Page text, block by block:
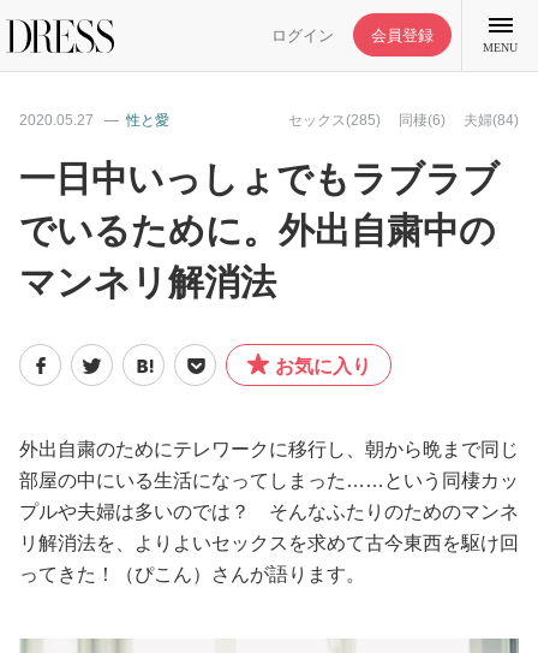
ログイン 会員登録
MENU
特集記事
DRESS部活
ライフスタイル
ファッション
恋愛/結婚/離婚
美容/健康
2020.05.27 性と愛 セックス(285) 同棲(6) 夫婦(84)
一日中いっしょでもラブラブ
でいるために。外出自粛中の
マンネリ解消法
お気に入り
外出自粛のためにテレワークに移行し、朝から晩まで同じ
部屋の中にいる生活になってしまった……という同棲カッ
プルや夫婦は多いのでは？ そんなふたりのためのマンネ
リ解消法を、よりよいセックスを求めて古今東西を駆け回
ってきた！（ぴこん）さんが語ります。